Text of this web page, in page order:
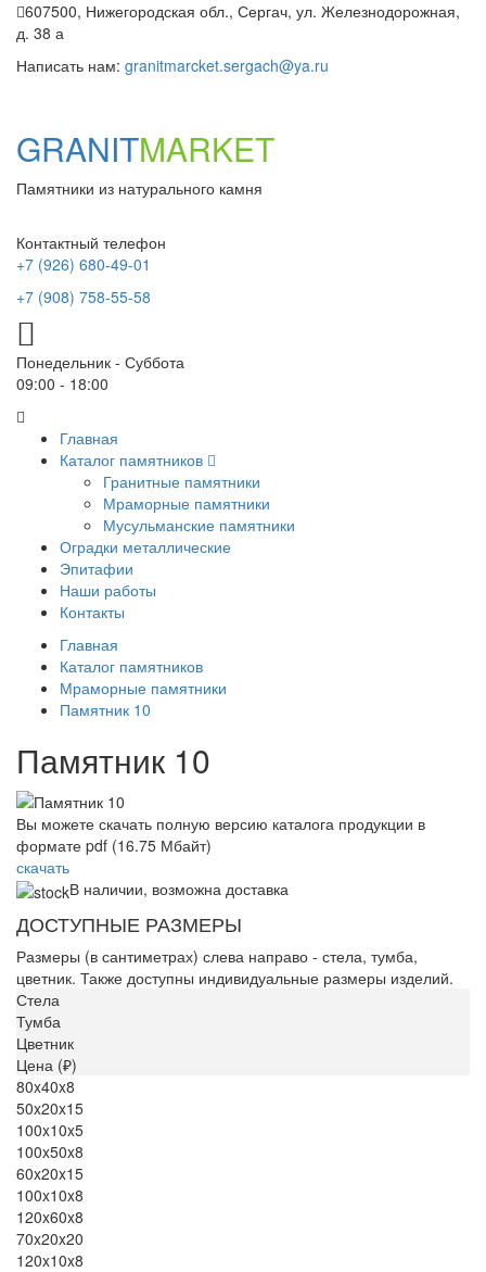
607500, Нижегородская обл., Сергач, ул. Железнодорожная,
д. 38 а
Написать нам: granitmarcket.sergach@ya.ru
GRANITMARKET
Памятники из натурального камня
Контактный телефон
+7 (926) 680-49-01
+7 (908) 758-55-58
Понедельник - Суббота
09:00 - 18:00
Главная
Каталог памятников
Гранитные памятники
Мраморные памятники
Мусульманские памятники
Оградки металлические
Эпитафии
Наши работы
Контакты
Главная
Каталог памятников
Мраморные памятники
Памятник 10
Памятник 10
Вы можете скачать полную версию каталога продукции в
формате pdf (16.75 Мбайт)
скачать
В наличии, возможна доставка
ДОСТУПНЫЕ РАЗМЕРЫ
Размеры (в сантиметрах) слева направо - стела, тумба,
цветник. Также доступны индивидуальные размеры изделий.
Стела
Тумба
Цветник
Цена (₽)
80x40x8
50x20x15
100x10x5
100x50x8
60x20x15
100x10x8
120x60x8
70x20x20
120x10x8